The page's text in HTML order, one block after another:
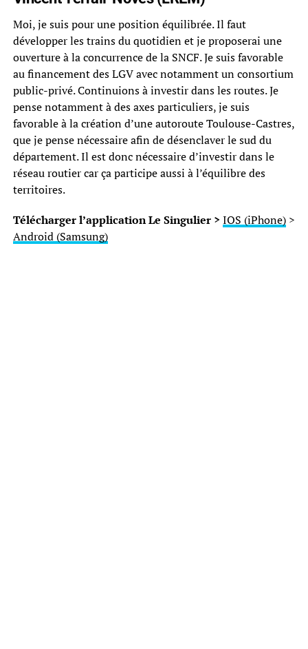
Moi, je suis pour une position équilibrée. Il faut
développer les trains du quotidien et je proposerai une
ouverture à la concurrence de la SNCF. Je suis favorable
au financement des LGV avec notamment un consortium
public-privé. Continuions à investir dans les routes. Je
pense notamment à des axes particuliers, je suis
favorable à la création d’une autoroute Toulouse-Castres,
que je pense nécessaire afin de désenclaver le sud du
département. Il est donc nécessaire d’investir dans le
réseau routier car ça participe aussi à l’équilibre des
territoires.
Télécharger l’application Le Singulier > IOS (iPhone)>
Android (Samsung)